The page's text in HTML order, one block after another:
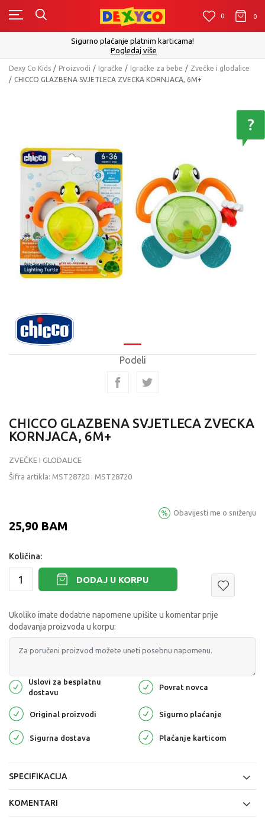
0 0
Sigurno plaćanje platnim karticama!
Pogledaj više
Dexy Co Kids Proizvodi Igračke Igračke za bebe
Zvečke i glodalice
CHICCO GLAZBENA SVJETLECA ZVECKA KORNJACA, 6M+
Podeli
CHICCO GLAZBENA SVJETLECA ZVECKA
KORNJACA, 6M+
ZVEČKE I GLODALICE
Šifra artikla: MST28720 : MST28720
25,90 BAM
Obavijesti me o sniženju
Količina:
DODAJ U KORPU
Ukoliko imate dodatne napomene upišite u komentar prije
dodavanja proizvoda u korpu:
Uslovi za besplatnu
dostavu
Povrat novca
Original proizvodi Sigurno plaćanje
Sigurna dostava Plaćanje karticom
SPECIFIKACIJA
KOMENTARI